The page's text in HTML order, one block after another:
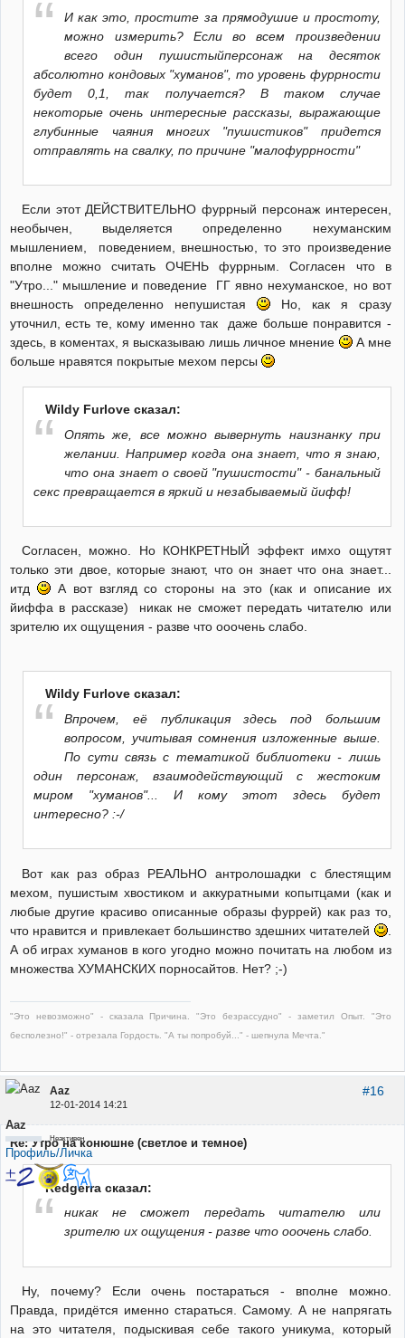
И как это, простите за прямодушие и простоту,
можно измерить? Если во всем произведении
всего один пушистыйперсонаж на десяток
абсолютно кондовых "хуманов", то уровень фуррности
будет 0,1, так получается? В таком случае
некоторые очень интересные рассказы, выражающие
глубинные чаяния многих "пушистиков" придется
отправлять на свалку, по причине "малофуррности"
Если этот ДЕЙСТВИТЕЛЬНО фуррный персонаж интересен,
необычен, выделяется определенно нехуманским
мышлением, поведением, внешностью, то это произведение
вполне можно считать ОЧЕНЬ фуррным. Согласен что в
"Утро..." мышление и поведение ГГ явно нехуманское, но вот
внешность определенно непушистая
Но, как я сразу
уточнил, есть те, кому именно так даже больше понравится -
здесь, в коментах, я высказываю лишь личное мнение
А мне
больше нравятся покрытые мехом персы
Wildy Furlove сказал:
Опять же, все можно вывернуть наизнанку при
желании. Например когда она знает, что я знаю,
что она знает о своей "пушистости" - банальный
секс превращается в яркий и незабываемый йифф!
Согласен, можно. Но КОНКРЕТНЫЙ эффект имхо ощутят
только эти двое, которые знают, что он знает что она знает...
итд
А вот взгляд со стороны на это (как и описание их
йиффа в рассказе) никак не сможет передать читателю или
зрителю их ощущения - разве что ооочень слабо.
Wildy Furlove сказал:
Впрочем, её публикация здесь под большим
вопросом, учитывая сомнения изложенные выше.
По сути связь с тематикой библиотеки - лишь
один персонаж, взаимодействующий с жестоким
миром "хуманов"... И кому этот здесь будет
интересно? :-/
Вот как раз образ РЕАЛЬНО антролошадки с блестящим
мехом, пушистым хвостиком и аккуратными копытцами (как и
любые другие красиво описанные образы фуррей) как раз то,
что нравится и привлекает большинство здешних читателей
.
А об играх хуманов в кого угодно можно почитать на любом из
множества ХУМАНСКИХ порносайтов. Нет? ;-)
"Это невозможно" - сказала Причина. "Это безрассудно" - заметил Опыт. "Это
бесполезно!" - отрезала Гордость. "А ты попробуй..." - шепнула Мечта."
#16
Aaz
12-01-2014 14:21
Aaz
Неактивен
Профиль/Личка
Re: Утро на конюшне (светлое и темное)
Redgerra сказал:
никак не сможет передать читателю или
зрителю их ощущения - разве что ооочень слабо.
Ну, почему? Если очень постараться - вполне можно.
Правда, придётся именно стараться. Самому. А не напрягать
на это читателя, подыскивая себе такого уникума, который